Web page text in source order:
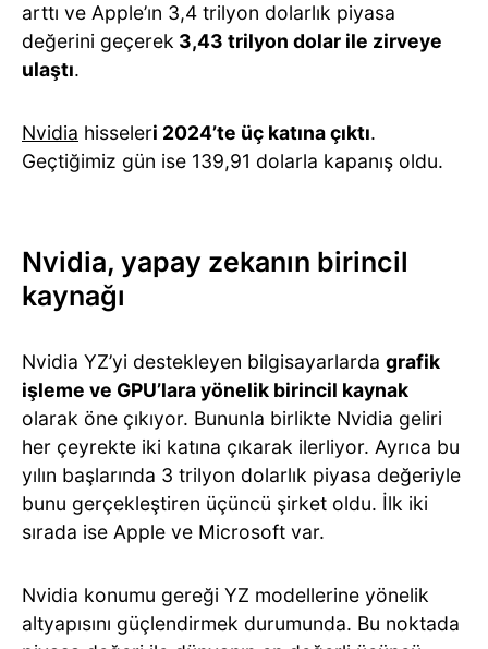
arttı ve Apple’ın 3,4 trilyon dolarlık piyasa
değerini geçerek 3,43 trilyon dolar ile zirveye
ulaştı.
Nvidia hisseleri 2024’te üç katına çıktı.
Geçtiğimiz gün ise 139,91 dolarla kapanış oldu.
Nvidia, yapay zekanın birincil
kaynağı
Nvidia YZ’yi destekleyen bilgisayarlarda grafik
işleme ve GPU’lara yönelik birincil kaynak
olarak öne çıkıyor. Bununla birlikte Nvidia geliri
her çeyrekte iki katına çıkarak ilerliyor. Ayrıca bu
yılın başlarında 3 trilyon dolarlık piyasa değeriyle
bunu gerçekleştiren üçüncü şirket oldu. İlk iki
sırada ise Apple ve Microsoft var.
Nvidia konumu gereği YZ modellerine yönelik
altyapısını güçlendirmek durumunda. Bu noktada